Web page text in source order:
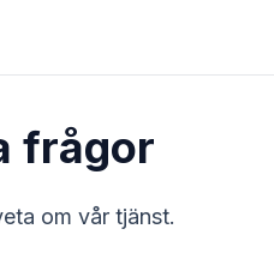
frågor
om vår tjänst.